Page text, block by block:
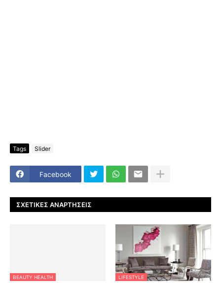
Tags Slider
Facebook
ΣΧΕΤΙΚΈΣ ΑΝΑΡΤΉΣΕΙΣ
BEAUTY HEALTH LIFESTYLE